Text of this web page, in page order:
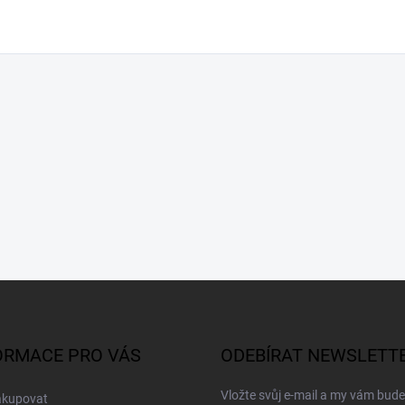
PRO VÁS ODEBÍRAT
Vložte svůj e-mail a my vám